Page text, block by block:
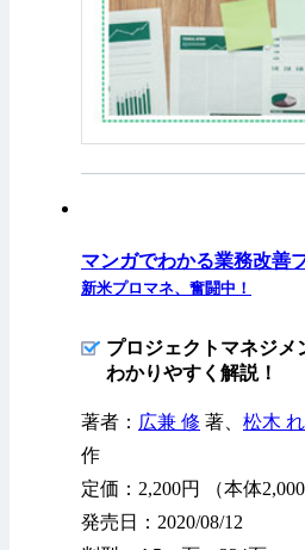
マンガでわかる業務改善
新米プロマネ、奮闘中！
プロジェクトマネジメ
わかりやすく解説！
著者： 広兼 修 著、 松木
作
定価：2,200円 （本体2,000
発売日：2020/08/12